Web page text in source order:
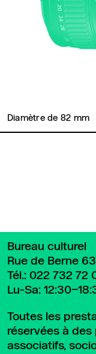
Diamètre de 82 mm
Bureau culturel
Rue de Berne
Tél.: 022 732 72
Lu-Sa:
Toutes les
réservées à des
associatifs,